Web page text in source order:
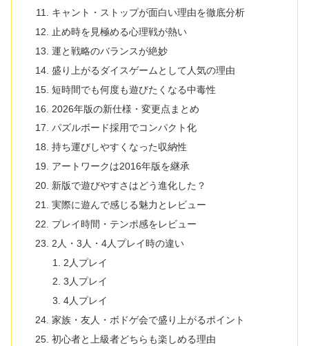
キャント・ストップが面白い理由を徹底分析
止め時を見極める心理戦が熱い
運と戦略のバランスが絶妙
盛り上がるダイスゲームとして人気の理由
短時間でも何度も遊びたくなる中毒性
2026年版の新仕様・変更点まとめ
パズルボード採用でコンパクト化
持ち運びしやすくなった収納性
アートワークは2016年版を継承
新版で遊びやすさはどう進化した？
実際に遊んで感じる魅力とレビュー
プレイ時間・テンポ感をレビュー
2人・3人・4人プレイ時の違い
2人プレイ
3人プレイ
4人プレイ
家族・友人・ボドゲ会で盛り上がるポイント
初心者と上級者どちらも楽しめる理由